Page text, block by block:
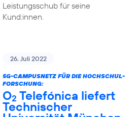
Leistungsschub für seine
Kund:innen.
26. Juli 2022
5G-CAMPUSNETZ FÜR DIE HOCHSCHUL-
FORSCHUNG:
O2 Telefónica liefert
Technischer